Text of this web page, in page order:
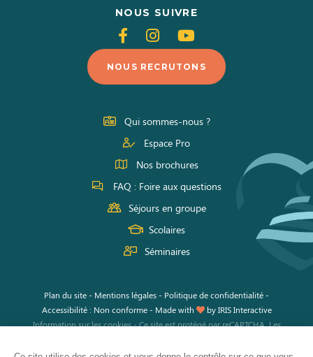
NOUS SUIVRE
Suivez-
nous
sur
Facebook
Suivez-
nous
sur
Instagram
Suivez-
nous
sur
Youtube
NOUS RECRUTONS
Qui sommes-nous ?
Espace Pro
Nos brochures
FAQ : Foire aux questions
Séjours en groupe
Scolaires
Séminaires
Plan du site- Mentions légales- Politique de confidentialité-
Accessibilité : Non conforme - Made with byIRIS Interactive
Information sur les cookies-Ce site est protégé par reCAPTCHA. Les
s'appliquent.